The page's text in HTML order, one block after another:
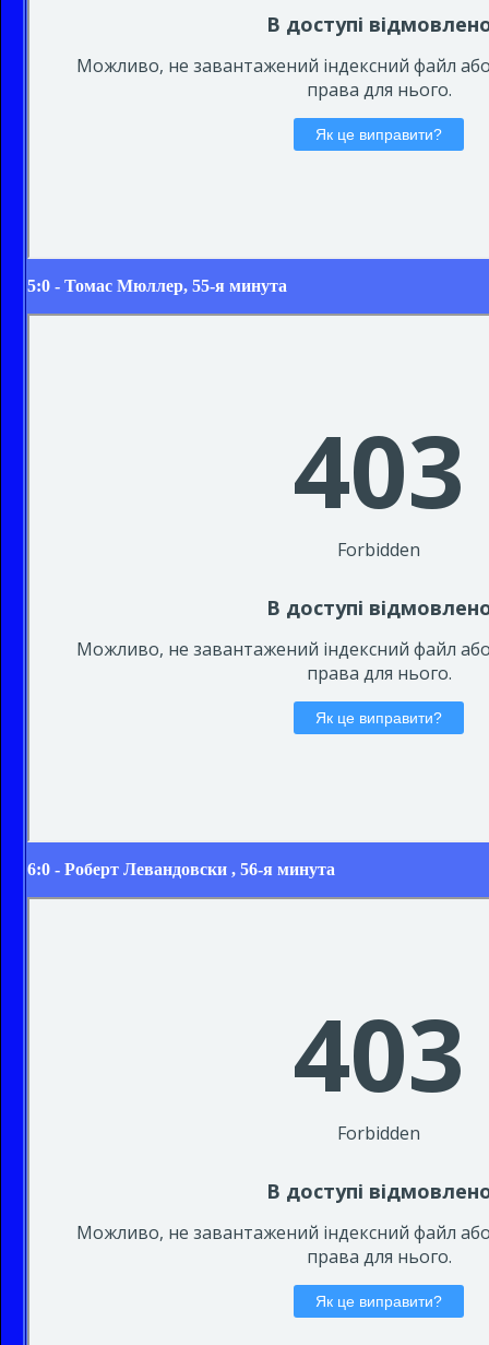
5:0 - Томас Мюллер, 55-я минута
6:0 - Роберт Левандовски , 56-я минута